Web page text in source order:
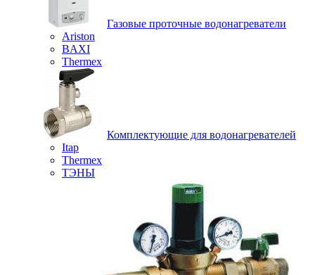
Газовые проточные водонагреватели
Ariston
BAXI
Thermex
Комплектующие для водонагревателей
Itap
Thermex
ТЭНЫ